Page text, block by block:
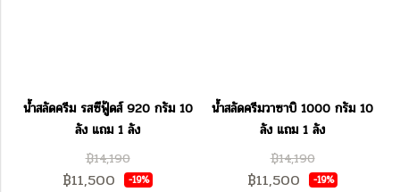
น้ำสลัดครีม รสซีฟู้ดส์ 920 กรัม 10
ลัง แถม 1 ลัง
฿14,190
฿11,500 -19%
น้ำสลัดครีมวาซาบิ 1000 กรัม 10
ลัง แถม 1 ลัง
฿14,190
฿11,500 -19%